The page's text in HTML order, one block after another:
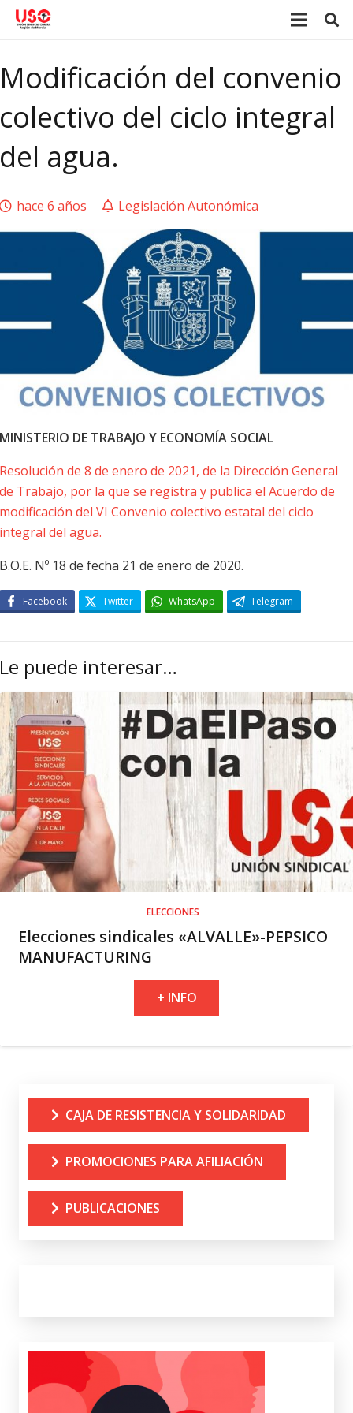
Modificación del convenio
colectivo del ciclo integral
del agua.
hace 6 años Legislación Autonómica
MINISTERIO DE TRABAJO Y ECONOMÍA SOCIAL
Resolución de 8 de enero de 2021, de la Dirección General
de Trabajo, por la que se registra y publica el Acuerdo de
modificación del VI Convenio colectivo estatal del ciclo
integral del agua.
B.O.E. Nº 18 de fecha 21 de enero de 2020.
Facebook Twitter WhatsApp Telegram
Le puede interesar…
ELECCIONES
Elecciones sindicales «ALVALLE»-PEPSICO
MANUFACTURING
+ INFO
CAJA DE RESISTENCIA Y SOLIDARIDAD
PROMOCIONES PARA AFILIACIÓN
PUBLICACIONES